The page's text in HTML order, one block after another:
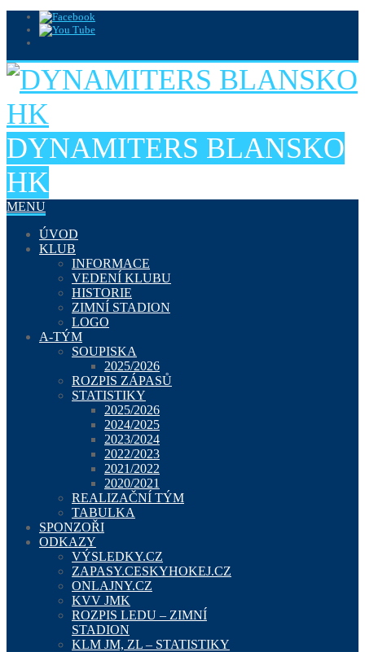
DYNAMITERS BLANSKO
HK
MENU
ÚVOD
KLUB
INFORMACE
VEDENÍ KLUBU
HISTORIE
ZIMNÍ STADION
LOGO
A-TÝM
SOUPISKA
2025/2026
ROZPIS ZÁPASŮ
STATISTIKY
2025/2026
2024/2025
2023/2024
2022/2023
2021/2022
2020/2021
REALIZAČNÍ TÝM
TABULKA
SPONZOŘI
ODKAZY
VÝSLEDKY.CZ
ZAPASY.CESKYHOKEJ.CZ
ONLAJNY.CZ
KVV JMK
ROZPIS LEDU – ZIMNÍ
STADION
KLM JM, ZL – STATISTIKY